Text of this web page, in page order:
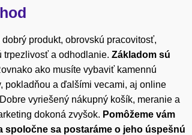
produkt, obrovskú pracovitosť,
trpezlivosť a odhodlanie. Základom sú
ako musíte vybaviť kamennú
pokladňou a ďalšími vecami, aj online
vyriešený nákupný košík, meranie a
dokoná zvyšok. Pomôžeme vám
sa postaráme o jeho úspešnú